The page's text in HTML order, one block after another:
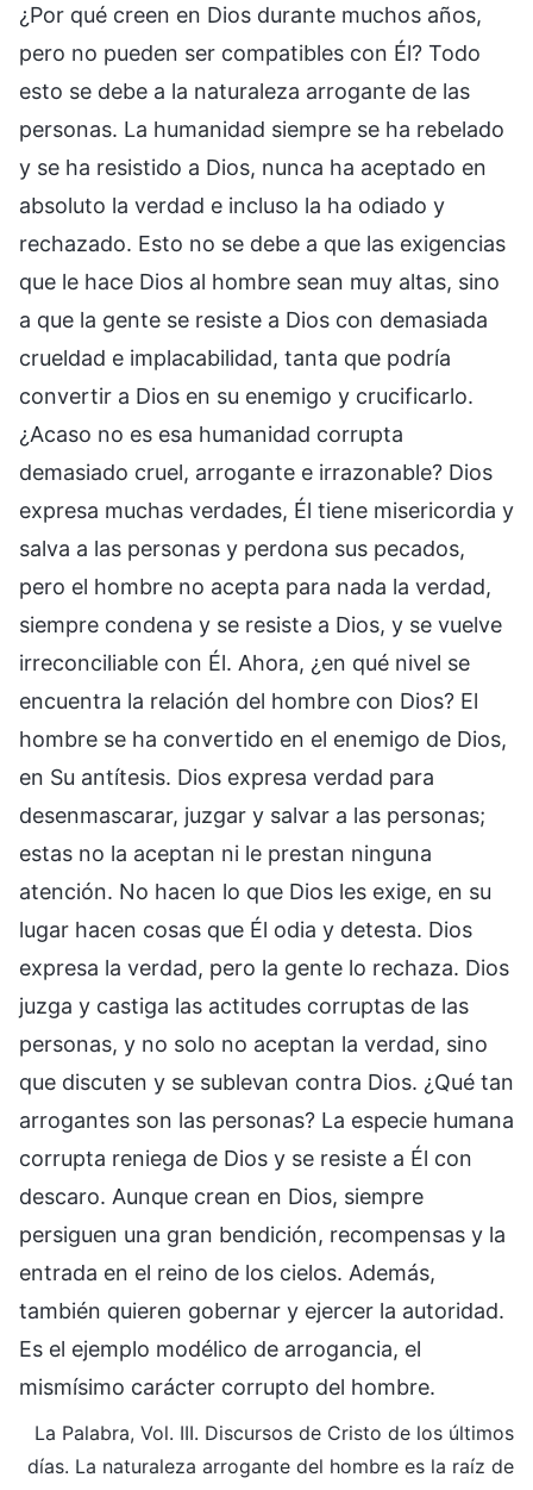
¿Por qué creen en Dios durante muchos años,
pero no pueden ser compatibles con Él? Todo
esto se debe a la naturaleza arrogante de las
personas. La humanidad siempre se ha rebelado
y se ha resistido a Dios, nunca ha aceptado en
absoluto la verdad e incluso la ha odiado y
rechazado. Esto no se debe a que las exigencias
que le hace Dios al hombre sean muy altas, sino
a que la gente se resiste a Dios con demasiada
crueldad e implacabilidad, tanta que podría
convertir a Dios en su enemigo y crucificarlo.
¿Acaso no es esa humanidad corrupta
demasiado cruel, arrogante e irrazonable? Dios
expresa muchas verdades, Él tiene misericordia y
salva a las personas y perdona sus pecados,
pero el hombre no acepta para nada la verdad,
siempre condena y se resiste a Dios, y se vuelve
irreconciliable con Él. Ahora, ¿en qué nivel se
encuentra la relación del hombre con Dios? El
hombre se ha convertido en el enemigo de Dios,
en Su antítesis. Dios expresa verdad para
desenmascarar, juzgar y salvar a las personas;
estas no la aceptan ni le prestan ninguna
atención. No hacen lo que Dios les exige, en su
lugar hacen cosas que Él odia y detesta. Dios
expresa la verdad, pero la gente lo rechaza. Dios
juzga y castiga las actitudes corruptas de las
personas, y no solo no aceptan la verdad, sino
que discuten y se sublevan contra Dios. ¿Qué tan
arrogantes son las personas? La especie humana
corrupta reniega de Dios y se resiste a Él con
descaro. Aunque crean en Dios, siempre
persiguen una gran bendición, recompensas y la
entrada en el reino de los cielos. Además,
también quieren gobernar y ejercer la autoridad.
Es el ejemplo modélico de arrogancia, el
mismísimo carácter corrupto del hombre.
La Palabra, Vol. III. Discursos de Cristo de los últimos
días. La naturaleza arrogante del hombre es la raíz de